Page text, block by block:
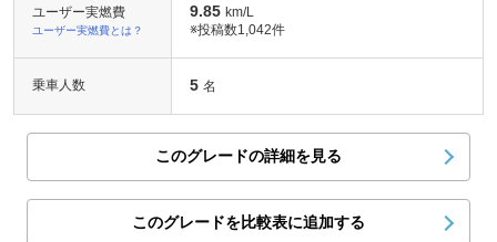
ユーザー実燃費
ユーザー実燃費とは？
9.85 km/L
※投稿数1,042件
乗車人数 5 名
このグレードの詳細を見る
このグレードを比較表に追加する